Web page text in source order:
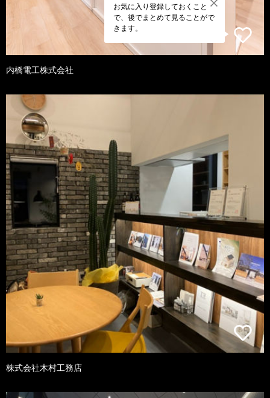
お気に入り登録しておくこと
で、後でまとめて見ることがで
きます。
内橋電工株式会社
株式会社木村工務店